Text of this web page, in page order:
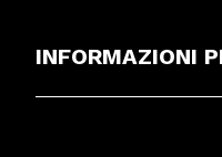
INFORMAZIONI